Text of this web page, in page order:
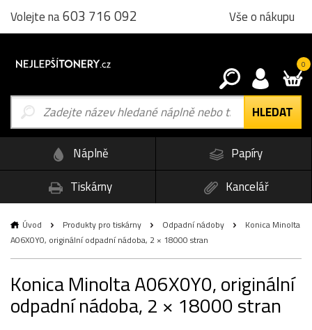
Volejte na603 716 092 Vše o nákupu
0
Náplně
Papíry
Tiskárny
Kancelář
Úvod Produkty pro tiskárny Odpadní nádoby
Konica Minolta
A06X0Y0, originální odpadní nádoba, 2 × 18000 stran
Konica Minolta A06X0Y0, originální
odpadní nádoba, 2 × 18000 stran